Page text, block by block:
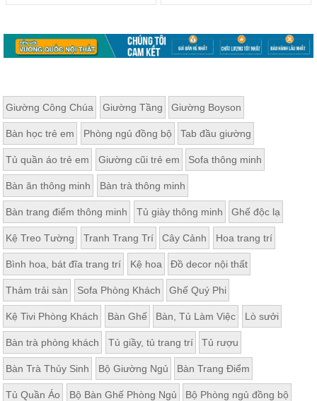
Giường Công Chúa Giường Tầng Giường Boyson
Bàn học trẻ em Phòng ngủ đồng bộ Tab đầu giường
Tủ quần áo trẻ em Giường cũi trẻ em Sofa thông minh
Bàn ăn thông minh Bàn trà thông minh
Bàn trang điểm thông minh Tủ giày thông minh Ghế độc lạ
Kệ Treo Tường Tranh Trang Trí Cây Cảnh Hoa trang trí
Bình hoa, bát đĩa trang trí Kệ hoa Đồ decor nội thất
Thảm trải sàn Sofa Phòng Khách Ghế Quý Phi
Kệ Tivi Phòng Khách Bàn Ghế Bàn, Tủ Làm Việc Lò sưởi
Bàn trà phòng khách Tủ giầy, tủ trang trí Tủ rượu
Bàn Trà Thủy Sinh Bộ Giường Ngủ Bàn Trang Điểm
Tủ Quần Áo Bộ Bàn Ghế Phòng Ngủ Bộ Phòng ngủ đồng bộ